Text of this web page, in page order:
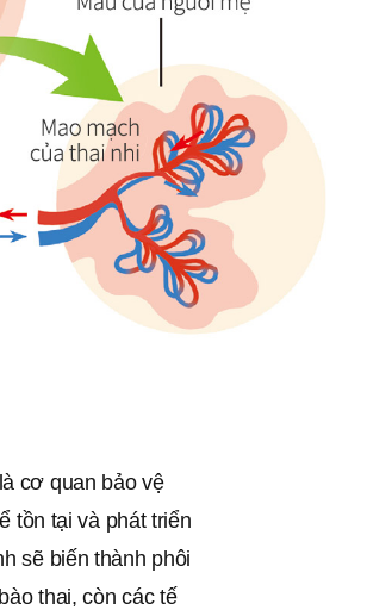
cơ quan bảo vệ
tồn tại và phát triển
sẽ biến thành phôi
thai, còn các tế